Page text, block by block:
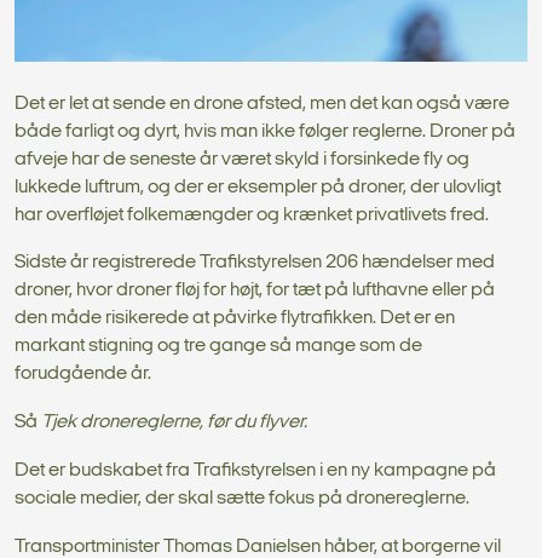
Det er let at sende en drone afsted, men det kan også være
både farligt og dyrt, hvis man ikke følger reglerne. Droner på
afveje har de seneste år været skyld i forsinkede fly og
lukkede luftrum, og der er eksempler på droner, der ulovligt
har overfløjet folkemængder og krænket privatlivets fred.
Sidste år registrerede Trafikstyrelsen 206 hændelser med
droner, hvor droner fløj for højt, for tæt på lufthavne eller på
den måde risikerede at påvirke flytrafikken. Det er en
markant stigning og tre gange så mange som de
forudgående år.
Så Tjek dronereglerne, før du flyver.
Det er budskabet fra Trafikstyrelsen i en ny kampagne på
sociale medier, der skal sætte fokus på dronereglerne.
Transportminister Thomas Danielsen håber, at borgerne vil